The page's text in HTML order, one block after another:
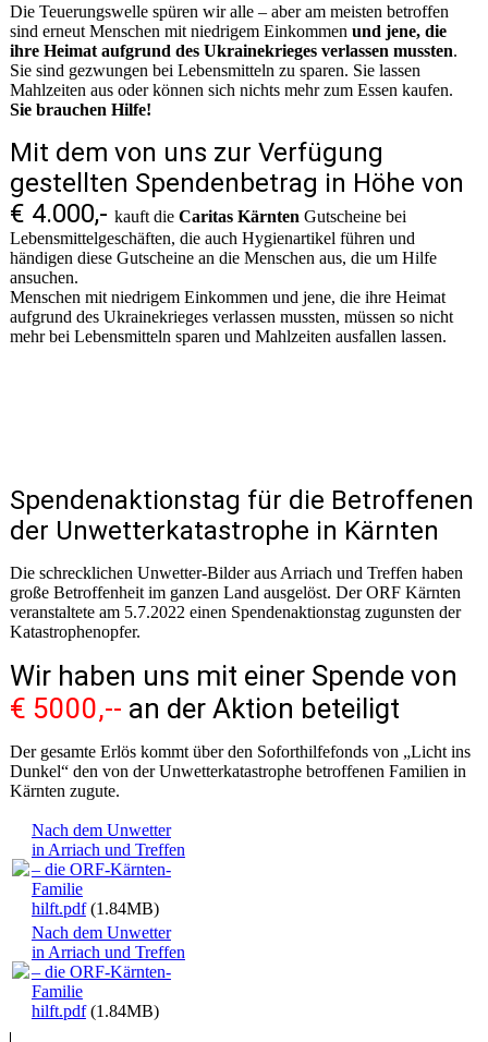
Die Teuerungswelle spüren wir alle – aber am meisten betroffen
sind erneut Menschen mit niedrigem Einkommen und jene, die
ihre Heimat aufgrund des Ukrainekrieges verlassen mussten.
Sie sind gezwungen bei Lebensmitteln zu sparen. Sie lassen
Mahlzeiten aus oder können sich nichts mehr zum Essen kaufen.
Sie brauchen Hilfe!
Mit dem von uns zur Verfügung
gestellten Spendenbetrag in Höhe von
€ 4.000,- kauft die Caritas Kärnten Gutscheine bei
Lebensmittelgeschäften, die auch Hygienartikel führen und
händigen diese Gutscheine an die Menschen aus, die um Hilfe
ansuchen.
Menschen mit niedrigem Einkommen und jene, die ihre Heimat
aufgrund des Ukrainekrieges verlassen mussten, müssen so nicht
mehr bei Lebensmitteln sparen und Mahlzeiten ausfallen lassen.
Spendenaktionstag für die Betroffenen
der Unwetterkatastrophe in Kärnten
Die schrecklichen Unwetter-Bilder aus Arriach und Treffen haben
große Betroffenheit im ganzen Land ausgelöst. Der ORF Kärnten
veranstaltete am 5.7.2022 einen Spendenaktionstag zugunsten der
Katastrophenopfer.
Wir haben uns mit einer Spende von
€ 5000,-- an der Aktion beteiligt
Der gesamte Erlös kommt über den Soforthilfefonds von „Licht ins
Dunkel“ den von der Unwetterkatastrophe betroffenen Familien in
Kärnten zugute.
Nach dem Unwetter
in Arriach und Treffen
– die ORF-Kärnten-
Familie
hilft.pdf(1.84MB)
Nach dem Unwetter
in Arriach und Treffen
– die ORF-Kärnten-
Familie
hilft.pdf(1.84MB)